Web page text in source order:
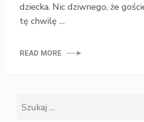
dziecka. Nic dziwnego, że
tę chwilę …
READ MORE
Szukaj: